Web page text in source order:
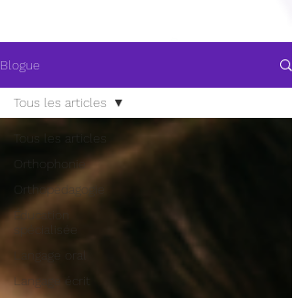
Blogue
Orthophonie
Orthopédagogie
Éducation
Langage écrit
Tous les articles